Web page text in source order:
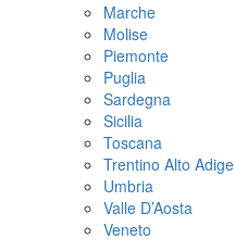
Marche
Molise
Piemonte
Puglia
Sardegna
Sicilia
Toscana
Trentino Alto Adige
Umbria
Valle D’Aosta
Veneto